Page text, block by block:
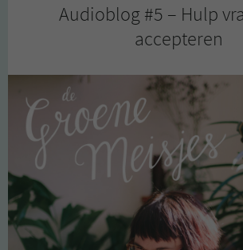
Audioblog #5 – Hulp
accepteren